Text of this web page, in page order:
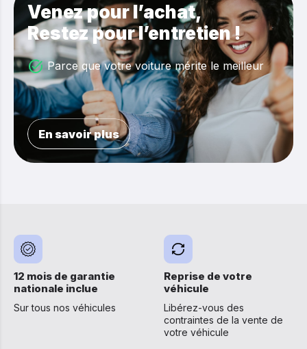
Venez pour l’achat,
Restez pour l’entretien !
Parce que votre voiture mérite le meilleur
En savoir plus
12 mois de garantie
nationale inclue
Sur tous nos véhicules
Reprise de votre
véhicule
Libérez-vous des
contraintes de la vente de
votre véhicule